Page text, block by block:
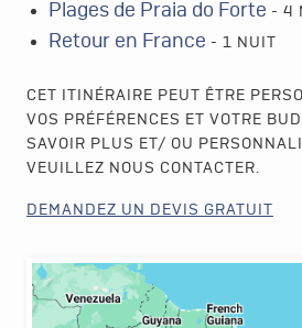
Plages de Praia do Forte - 4
Retour en France - 1 NUIT
CET ITINÉRAIRE PEUT ÊTRE
VOS PRÉFÉRENCES ET VOTRE
SAVOIR PLUS ET/ OU
VEUILLEZ NOUS CONTACTER.
DEMANDEZ UN DEVIS GRATUIT